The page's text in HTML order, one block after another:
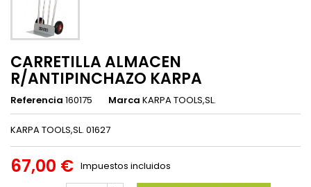
CARRETILLA ALMACEN
R/ANTIPINCHAZO KARPA
Referencia 160175 Marca KARPA TOOLS,SL.
KARPA TOOLS,SL. 01627
67,00 € Impuestos incluidos